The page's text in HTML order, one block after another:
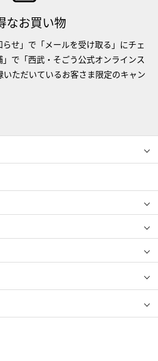
なお買い物
らせ」で「メールを受け取る」にチェ
で「西武・そごう公式オンラインス
いただいているお客さま限定のキャン
レディース
お歳暮
ジルスチュアート
SK-Ⅱ
新宿高野
ママ＆キッズ
五月人形